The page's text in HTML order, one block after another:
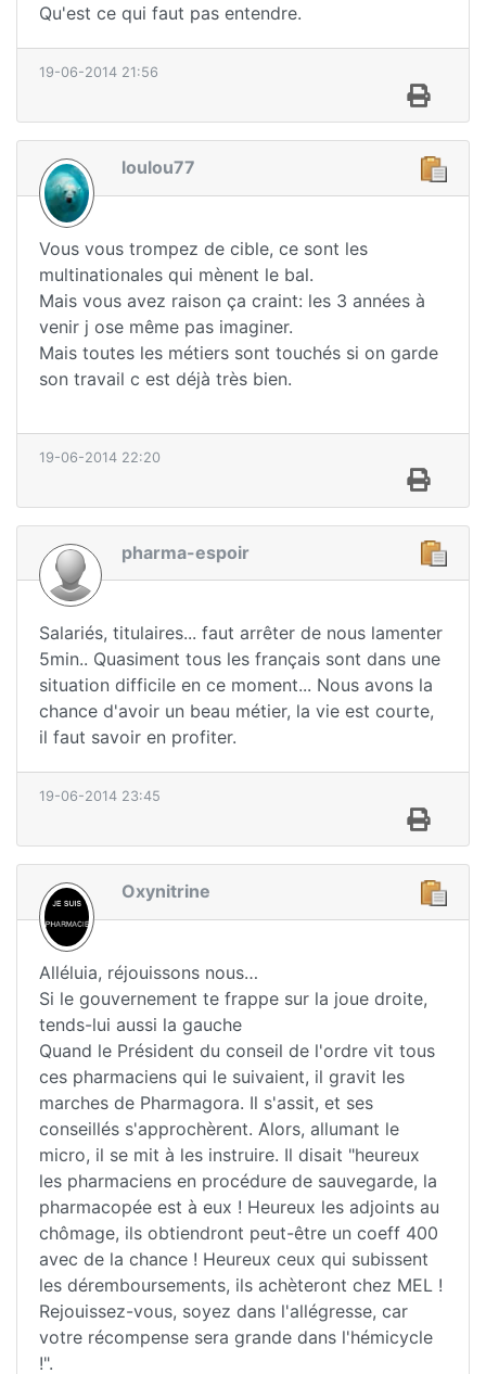
Qu'est ce qui faut pas entendre.
19-06-2014 21:56
loulou77
Vous vous trompez de cible, ce sont les
multinationales qui mènent le bal.
Mais vous avez raison ça craint: les 3 années à
venir j ose même pas imaginer.
Mais toutes les métiers sont touchés si on garde
son travail c est déjà très bien.
19-06-2014 22:20
pharma-espoir
Salariés, titulaires... faut arrêter de nous lamenter
5min.. Quasiment tous les français sont dans une
situation difficile en ce moment... Nous avons la
chance d'avoir un beau métier, la vie est courte,
il faut savoir en profiter.
19-06-2014 23:45
Oxynitrine
Alléluia, réjouissons nous…
Si le gouvernement te frappe sur la joue droite,
tends-lui aussi la gauche
Quand le Président du conseil de l'ordre vit tous
ces pharmaciens qui le suivaient, il gravit les
marches de Pharmagora. Il s'assit, et ses
conseillés s'approchèrent. Alors, allumant le
micro, il se mit à les instruire. Il disait "heureux
les pharmaciens en procédure de sauvegarde, la
pharmacopée est à eux ! Heureux les adjoints au
chômage, ils obtiendront peut-être un coeff 400
avec de la chance ! Heureux ceux qui subissent
les déremboursements, ils achèteront chez MEL !
Rejouissez-vous, soyez dans l'allégresse, car
votre récompense sera grande dans l'hémicycle
!".